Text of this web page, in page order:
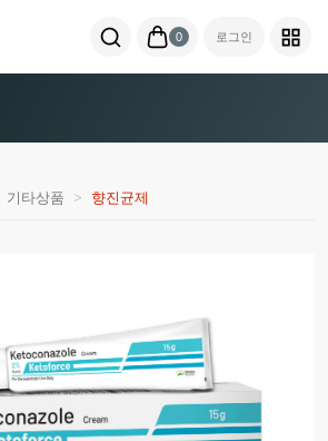
0 로그인
기타상품 향진균제